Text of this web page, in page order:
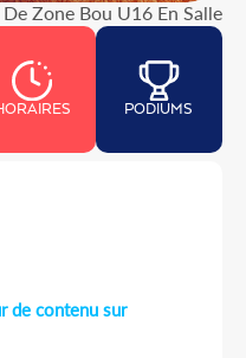
Zone Bou U16 En Salle
PODIUMS
de contenu sur